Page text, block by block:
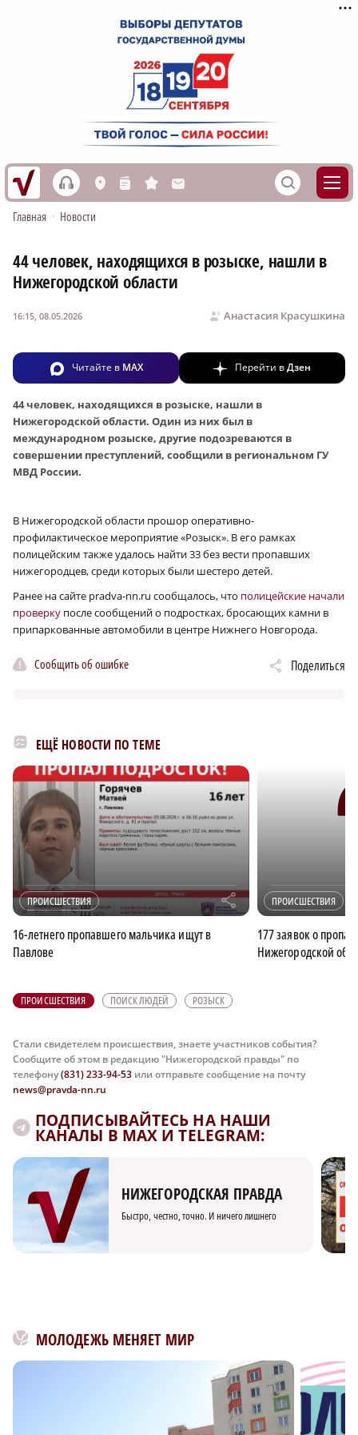
h L n s M S
Главная • Новости
44 человек, находящихся в розыске, нашли в
Нижегородской области
Анастасия Красушкина
16:15, 08.05.2026
Читайте в MAX Перейти вДзен
44 человек, находящихся в розыске, нашли в
Нижегородской области. Один из них был в
международном розыске, другие подозреваются в
совершении преступлений, сообщили в региональном ГУ
МВД России.
В Нижегородской области прошор оперативно-
профилактическое мероприятие «Розыск». В его рамках
полицейским также удалось найти 33 без вести пропавших
нижегородцев, среди которых были шестеро детей.
Ранее на сайте pradva-nn.ru сообщалось, что полицейские начали
проверку после сообщений о подростках, бросающих камни в
припаркованные автомобили в центре Нижнего Новгорода.
Сообщить об ошибке Поделиться
ЕЩЁ НОВОСТИ ПО ТЕМЕ
ПРОИСШЕСТВИЯ r
16-летнего пропавшего мальчика ищут в
Павлове
ПРОИСШЕСТВИЯ
177 заявок о
Нижегородской
ПРОИСШЕСТВИЯ ПОИСК ЛЮДЕЙ РОЗЫСК
Стали свидетелем происшествия, знаете участников события?
Сообщите об этом в редакцию "Нижегородской правды" по
телефону(831) 233-94-53 или отправьте сообщение на почту
news@pravda-nn.ru
ПОДПИСЫВАЙТЕСЬ НА НАШИ
КАНАЛЫ В MAX И TELEGRAM:
НИЖЕГОРОДСКАЯ ПРАВДА
Быстро, честно, точно. И ничего лишнего
МОЛОДЕЖЬ МЕНЯЕТ МИР